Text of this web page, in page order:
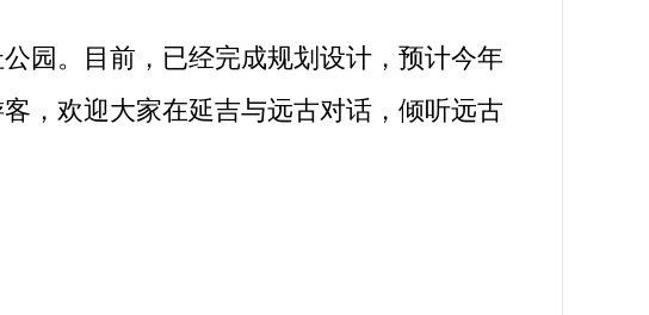
。目前，已经完成规划设计，预计今年
，欢迎大家在延吉与远古对话，倾听远古